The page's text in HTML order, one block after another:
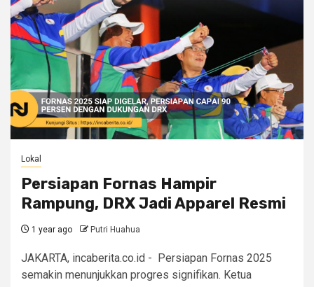
Lokal
Persiapan Fornas Hampir
Rampung, DRX Jadi Apparel Resmi
1 year ago Putri Huahua
JAKARTA, incaberita.co.id - Persiapan Fornas 2025
semakin menunjukkan progres signifikan. Ketua